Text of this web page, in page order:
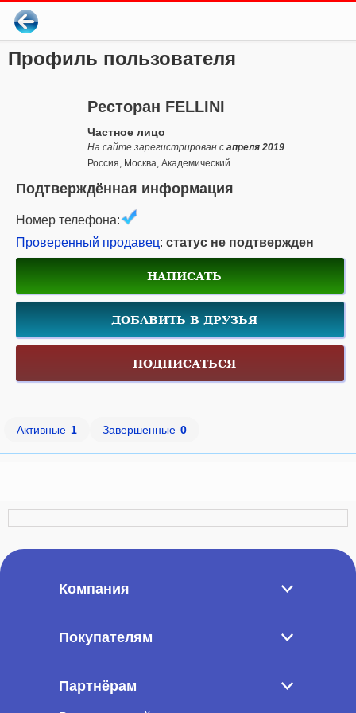
Профиль пользователя
Ресторан FELLINI
Частное лицо
На сайте зарегистрирован с апреля 2019
Россия, Москва, Академический
Подтверждённая информация
Номер телефона:
Проверенный продавец: статус не подтвержден
НАПИСАТЬ
ДОБАВИТЬ В ДРУЗЬЯ
ПОДПИСАТЬСЯ
Активные 1 Завершенные 0
Компания
Покупателям
Партнёрам